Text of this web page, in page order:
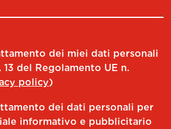
dei miei dati personali
del Regolamento UE n.
policy)
dei dati personali per
informativo e pubblicitario